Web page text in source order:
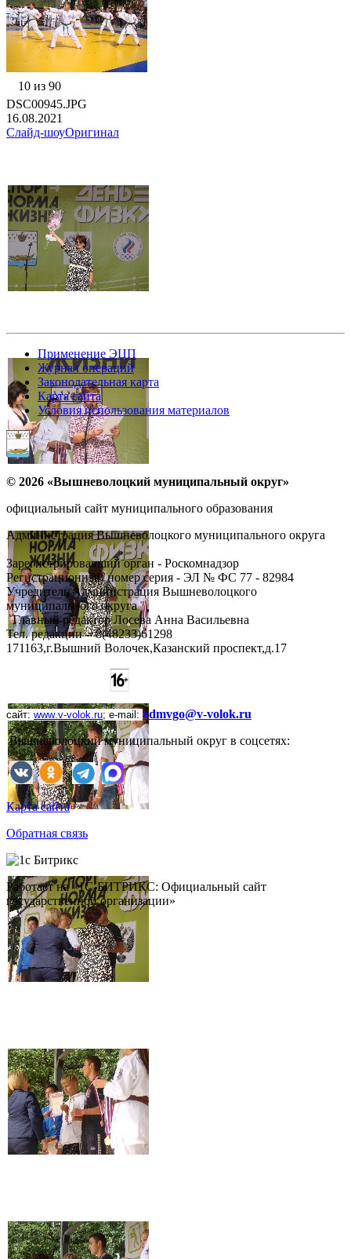
10 из 90
DSC00945.JPG
16.08.2021
Слайд-шоуОригинал
Применение ЭЦП
Журнал операций
Законодательная карта
Карта сайта
Условия использования материалов
© 2026 «Вышневолоцкий муниципальный округ»
официальный сайт муниципального образования
Администрация Вышневолоцкого муниципального округа
Зарегистрировавший орган - Роскомнадзор
Регистрационный номер серия - ЭЛ № ФС 77 - 82984
Учредитель Администрация Вышневолоцкого
муниципального округа
Главный редактор Лосева Анна Васильевна
Тел. редакции - ‎8(48233)61298
171163,г.Вышний Волочек,Казанский проспект,д.17
сайт: www.v-volok.ru; e-mail : admvgo@v-volok.ru
Вышневолоцкий муниципальный округ в соцсетях:
Карта сайта
Обратная связь
Работает на «1С-БИТРИКС: Официальный сайт
государственной организации»